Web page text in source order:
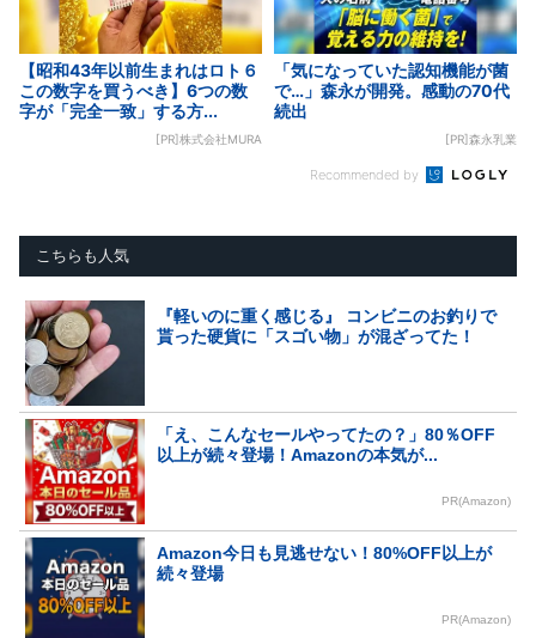
【昭和43年以前生まれはロト６
この数字を買うべき】6つの数
字が「完全一致」する方...
[PR]株式会社MURA
「気になっていた認知機能が菌
で…」森永が開発。感動の70代
続出
[PR]森永乳業
Recommended by
こちらも人気
『軽いのに重く感じる』 コンビニのお釣りで
貰った硬貨に「スゴい物」が混ざってた！
「え、こんなセールやってたの？」80％OFF
以上が続々登場！Amazonの本気が...
PR(Amazon)
Amazon今日も見逃せない！80%OFF以上が
続々登場
PR(Amazon)